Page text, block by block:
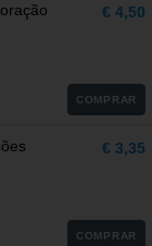
€ 4,50
COMPRAR
€ 3,35
COMPRAR